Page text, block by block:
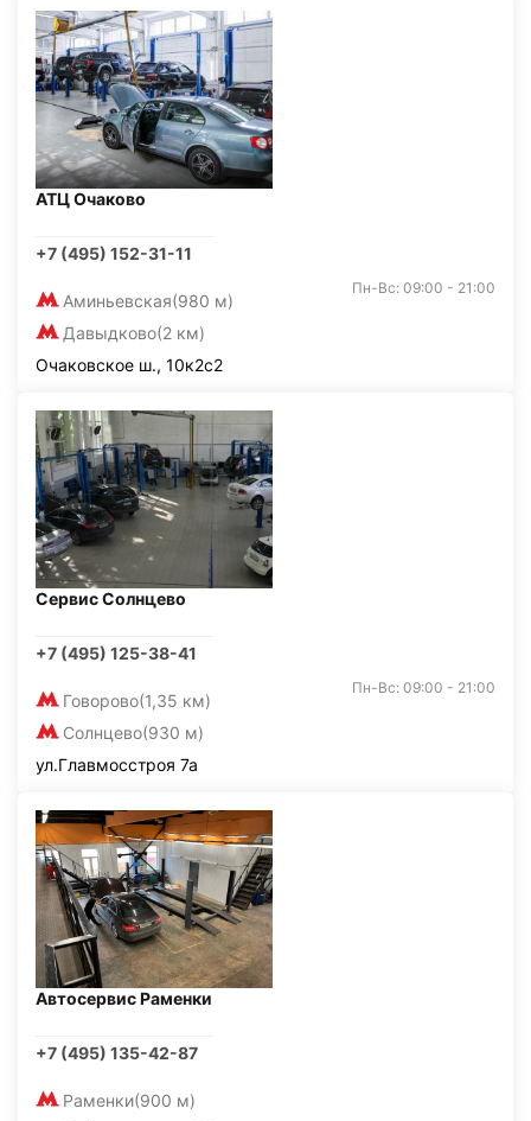
АТЦ Очаково
+7 (495) 152-31-11
Аминьевская(980 м)
Давыдково(2 км)
Пн-Вс: 09:00 - 21:00
Очаковское ш., 10к2с2
Сервис Солнцево
+7 (495) 125-38-41
Говорово(1,35 км)
Солнцево(930 м)
Пн-Вс: 09:00 - 21:00
ул.Главмосстроя 7а
Автосервис Раменки
+7 (495) 135-42-87
Раменки(900 м)